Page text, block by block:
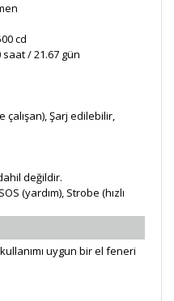
cd
saat / 21.67 gün
Şarj edilebilir,
değildir.
(yardım), Strobe (hızlı
uygun bir el feneri